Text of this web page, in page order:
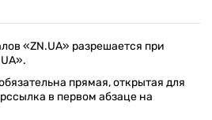
«ZN.UA» разрешается при
прямая, открытая для
в первом абзаце на